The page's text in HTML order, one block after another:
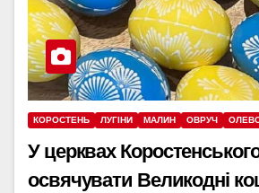
КОРОСТЕНЬ ЛУГІНИ МАЛИН ОВРУЧ
У церквах
освячувати Великодні